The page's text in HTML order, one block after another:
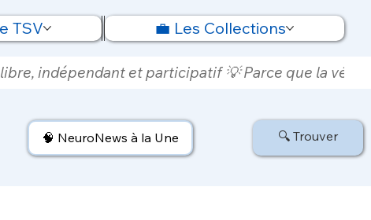
TSV 💼 Les Collections
indépendant et participatif 💡 Parce que la
🧠 NeuroNews à la Une 🔍 Trouver